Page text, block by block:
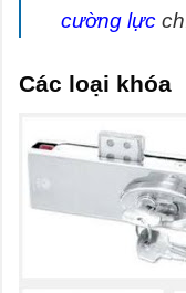
cường lực
Các loại khóa